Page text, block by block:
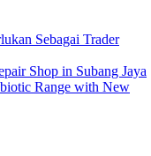
Sebagai Trader
Shop in Subang Jaya
Range with New